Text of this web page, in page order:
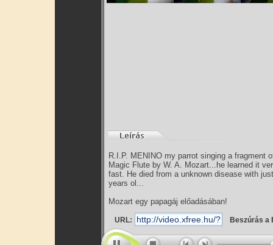
R.I.P. MENINO my parrot singing a fragment
Magic Flute by W. A. Mozart...he learned it
fast. He died from a unknown disease with
years ol...
Mozart egy papagáj előadásában!
URL: Beszúrás a